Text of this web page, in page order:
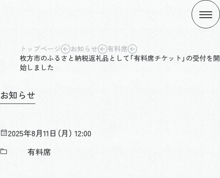
トップページ お知らせ
有料席
枚方市のふるさと納税返礼品として「有料席チケット」の受付を開
始しました
お知らせ
2025年8月11日（月） 12:00
有料席